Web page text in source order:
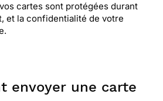
cartes sont protégées durant
et la confidentialité de votre
envoyer une carte